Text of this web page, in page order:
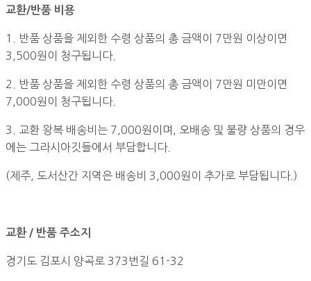
교환/반품 비용
1. 반품 상품을 제외한 수령 상품의 총 금액이 7만원 이상이면
3,500원이 청구됩니다.
2. 반품 상품을 제외한 수령 상품의 총 금액이 7만원 미만이면
7,000원이 청구됩니다.
3. 교환 왕복 배송비는 7,000원이며, 오배송 및 불량 상품의 경우
에는 그라시아깃들에서 부담합니다.
(제주, 도서산간 지역은 배송비 3,000원이 추가로 부담됩니다.)
교환 / 반품 주소지
경기도 김포시 양곡로 373번길 61-32